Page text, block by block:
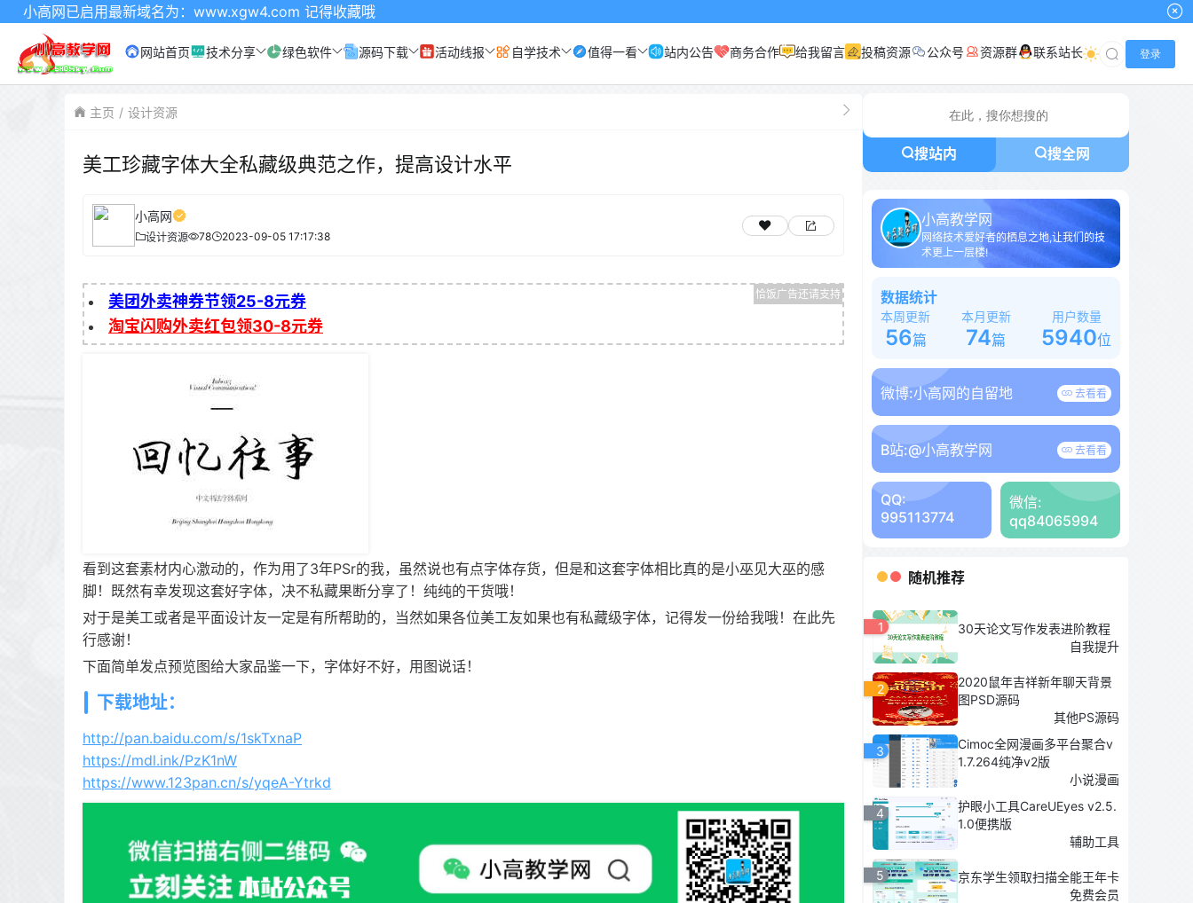
启用最新域名为：www.xgw4.com 记得收藏哦
网站首页 技术分享 绿色软件 源码下载 活动线报 自学技术 值得一看 站内公告 商务合作 给我留言 投稿资源 公众号 资源群 联系站长 登录
主页 设计资源
美工珍藏字体大全私藏级典范之作，提高设计水平
小高网
设计资源 78 2023-09-05 17:17:38
美团外卖神券节领25-8元券
淘宝闪购外卖红包领30-8元券
看到这套素材内心激动的，作为用了3年PSr的我，虽然说也有点字体存货，但是和这套字体相比真的是小巫见大巫的感
脚！既然有幸发现这套好字体，决不私藏果断分享了！纯纯的干货哦！
对于是美工或者是平面设计友一定是有所帮助的，当然如果各位美工友如果也有私藏级字体，记得发一份给我哦！在此先
行感谢！
下面简单发点预览图给大家品鉴一下，字体好不好，用图说话！
下载地址：
http://pan.baidu.com/s/1skTxnaP
https://mdl.ink/PzK1nW
https://www.123pan.cn/s/yqeA-Ytrkd
搜站内 搜全网
小高教学网
网络技术爱好者的栖息之地,让我们的技
术更上一层楼!
数据统计
本周更新
56篇
本月更新
74篇
用户数量
5940位
微博:小高网的自留地 去看看
B站:@小高教学网 去看看
QQ:
995113774
微信:
qq84065994
随机推荐
1
30天论文写作发表进阶教程
自我提升
2
2020鼠年吉祥新年聊天背景
图PSD源码
其他PS源码
3
Cimoc全网漫画多平台聚合v
1.7.264纯净v2版
小说漫画
4
护眼小工具CareUEyes v2.5.
1.0便携版
辅助工具
5
京东学生领取扫描全能王年卡
免费会员